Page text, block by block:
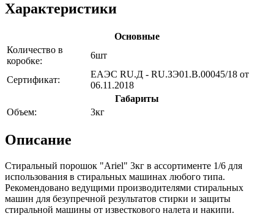
Характеристики
Основные
Количество в
коробке:
6шт
Сертификат:
ЕАЭС RU.Д - RU.ЗЭ01.В.00045/18 от
06.11.2018
Габариты
Объем:
3кг
Описание
Стиральный порошок "Ariel" 3кг в ассортименте 1/6 для
использования в стиральных машинах любого типа.
Рекомендовано ведущими производителями стиральных
машин для безупречной результатов стирки и защиты
стиральной машины от известкового налета и накипи.